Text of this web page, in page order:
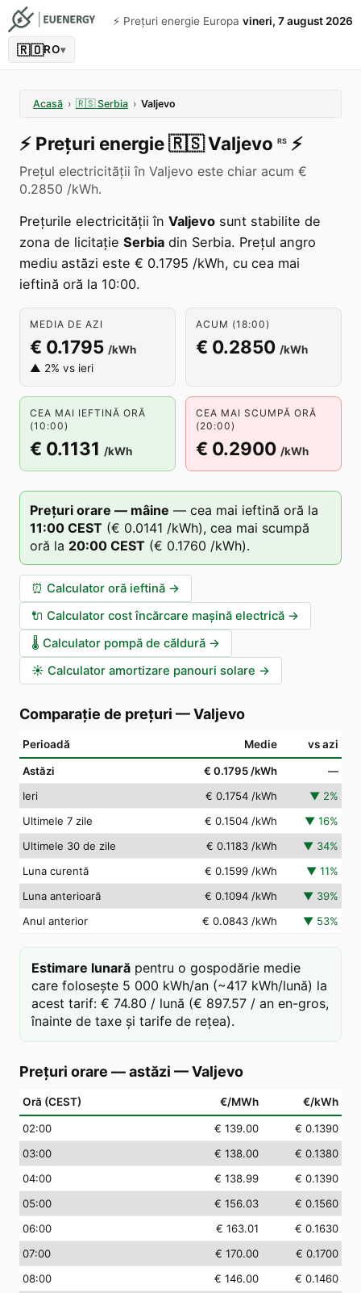
⚡️ Prețuri energie Europa vineri, 7 august 2026
🇷🇴RO▾
Acasă › 🇷🇸 Serbia › Valjevo
⚡️ Prețuri energie🇷🇸Valjevo RS ⚡️
Prețul electricității în Valjevo este chiar acum €
0.2850 /kWh.
Prețurile electricității în Valjevo sunt stabilite de
zona de licitație Serbia din Serbia. Prețul angro
mediu astăzi este € 0.1795 /kWh, cu cea mai
ieftină oră la 10:00.
MEDIA DE AZI
€ 0.1795 /kWh
▲ 2% vs ieri
ACUM (18:00)
€ 0.2850 /kWh
CEA MAI IEFTINĂ ORĂ
(10:00)
€ 0.1131 /kWh
CEA MAI SCUMPĂ ORĂ
(20:00)
€ 0.2900 /kWh
Prețuri orare — mâine — cea mai ieftină oră la
11:00 CEST (€ 0.0141 /kWh), cea mai scumpă
oră la 20:00 CEST (€ 0.1760 /kWh).
⏰ Calculator oră ieftină →
🔌 Calculator cost încărcare mașină electrică →
🌡️ Calculator pompă de căldură →
☀️ Calculator amortizare panouri solare →
Comparație de prețuri —Valjevo
Perioadă Medie vs azi
Astăzi € 0.1795 /kWh
—
Ieri
€ 0.1754 /kWh ▼ 2%
Ultimele 7 zile
€ 0.1504 /kWh ▼ 16%
Ultimele 30 de zile
€ 0.1183 /kWh ▼ 34%
Luna curentă
€ 0.1599 /kWh ▼ 11%
Luna anterioară
€ 0.1094 /kWh ▼ 39%
Anul anterior
€ 0.0843 /kWh ▼ 53%
Estimare lunară pentru o gospodărie medie
care folosește 5 000 kWh/an (~417 kWh/lună) la
acest tarif: € 74.80 / lună (€ 897.57 / an en-gros,
înainte de taxe și tarife de rețea).
Prețuri orare — astăzi —Valjevo
Oră (CEST) €/MWh €/kWh
02:00 € 139.00
€ 0.1390
03:00 € 138.00
€ 0.1380
04:00 € 138.99
€ 0.1390
05:00 € 156.03
€ 0.1560
06:00 € 163.01
€ 0.1630
07:00 € 170.00
€ 0.1700
08:00 € 146.00
€ 0.1460